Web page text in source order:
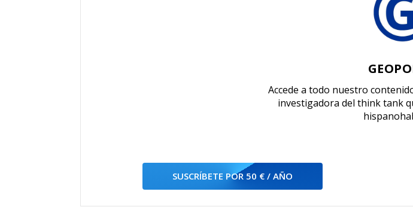
Accede a todo nuestro
investigadora del think tank
SUSCRÍBETE POR 50 € / AÑO